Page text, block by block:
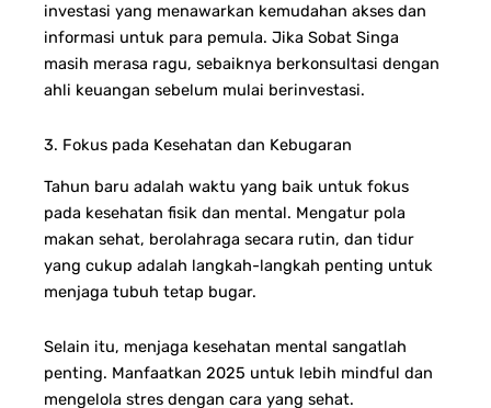
investasi yang menawarkan kemudahan akses dan
informasi untuk para pemula. Jika Sobat Singa
masih merasa ragu, sebaiknya berkonsultasi dengan
ahli keuangan sebelum mulai berinvestasi.
3. Fokus pada Kesehatan dan Kebugaran
Tahun baru adalah waktu yang baik untuk fokus
pada kesehatan fisik dan mental. Mengatur pola
makan sehat, berolahraga secara rutin, dan tidur
yang cukup adalah langkah-langkah penting untuk
menjaga tubuh tetap bugar.
Selain itu, menjaga kesehatan mental sangatlah
penting. Manfaatkan 2025 untuk lebih mindful dan
mengelola stres dengan cara yang sehat.